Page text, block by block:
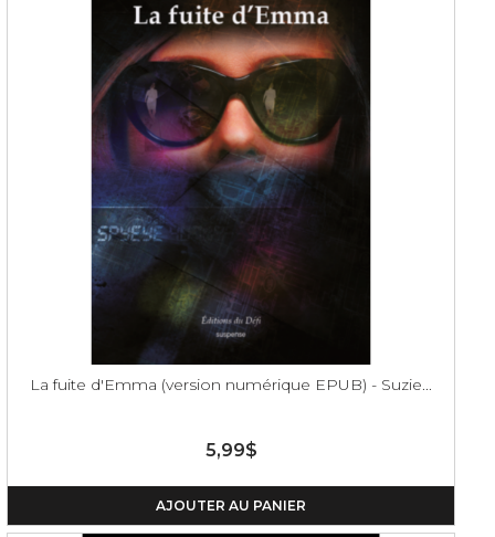
La fuite d'Emma (version numérique EPUB) - Suzie...
5,99$
AJOUTER AU PANIER